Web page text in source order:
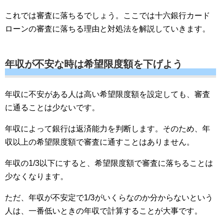
これでは審査に落ちるでしょう。ここでは十六銀行カード
ローンの審査に落ちる理由と対処法を解説していきます。
年収が不安な時は希望限度額を下げよう
年収に不安がある人は高い希望限度額を設定しても、審査
に通ることは少ないです。
年収によって銀行は返済能力を判断します。そのため、年
収以上の希望限度額で審査に通すことはありません。
年収の1/3以下にすると、希望限度額で審査に落ちることは
少なくなります。
ただ、年収が不安定で1/3がいくらなのか分からないという
人は、一番低いときの年収で計算することが大事です。